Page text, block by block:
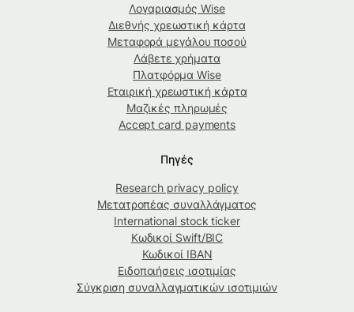
Λογαριασμός Wise
Διεθνής χρεωστική κάρτα
Μεταφορά μεγάλου ποσού
Λάβετε χρήματα
Πλατφόρμα Wise
Εταιρική χρεωστική κάρτα
Μαζικές πληρωμές
Accept card payments
Πηγές
Research privacy policy
Μετατροπέας συναλλάγματος
International stock ticker
Κωδικοί Swift/BIC
Κωδικοί IBAN
Ειδοποιήσεις ισοτιμίας
Σύγκριση συναλλαγματικών ισοτιμιών